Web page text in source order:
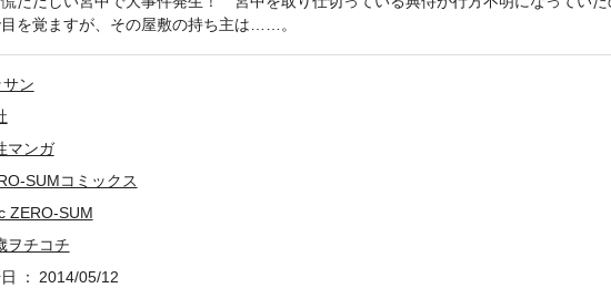
を覚ますが、その屋敷の持ち主は……。
ン
マンガ
SUMコミックス
ZERO-SUM
ヲチコチ
2014/05/12